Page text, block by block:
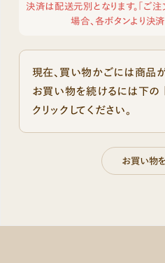
決済は配送元別となります。「ご
場合、各ボタンより決
現在、買い物かごには商品
お買い物を続けるには下の
クリックしてください。